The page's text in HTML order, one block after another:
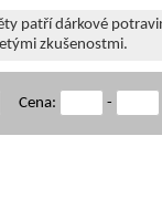
patří dárkové
zkušenostmi.
Cena: -